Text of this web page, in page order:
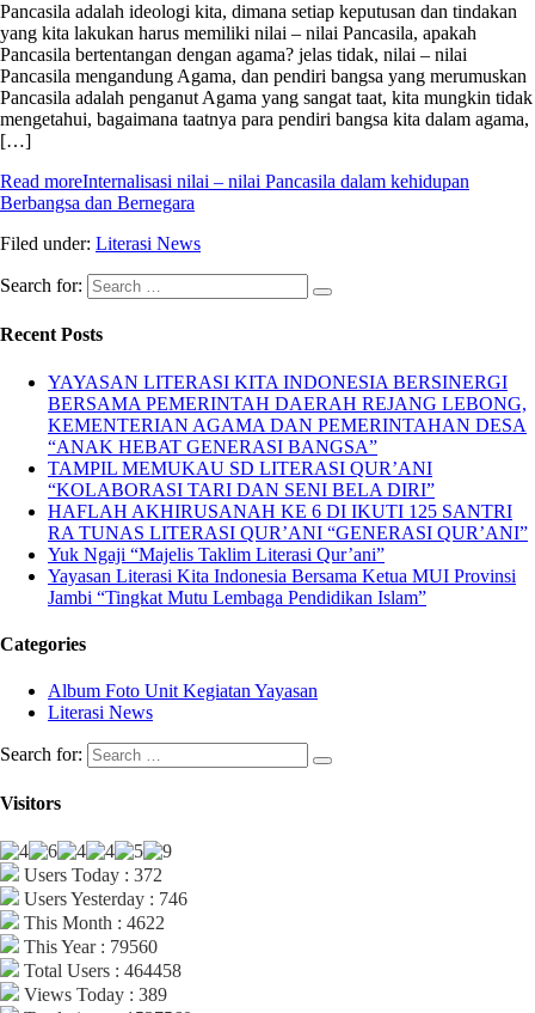
Pancasila adalah ideologi kita, dimana setiap keputusan dan tindakan
yang kita lakukan harus memiliki nilai – nilai Pancasila, apakah
Pancasila bertentangan dengan agama? jelas tidak, nilai – nilai
Pancasila mengandung Agama, dan pendiri bangsa yang merumuskan
Pancasila adalah penganut Agama yang sangat taat, kita mungkin tidak
mengetahui, bagaimana taatnya para pendiri bangsa kita dalam agama,
[…]
Read moreInternalisasi nilai – nilai Pancasila dalam kehidupan
Berbangsa dan Bernegara
Filed under: Literasi News
Search for:
Recent Posts
YAYASAN LITERASI KITA INDONESIA BERSINERGI
BERSAMA PEMERINTAH DAERAH REJANG LEBONG,
KEMENTERIAN AGAMA DAN PEMERINTAHAN DESA
“ANAK HEBAT GENERASI BANGSA”
TAMPIL MEMUKAU SD LITERASI QUR’ANI
“KOLABORASI TARI DAN SENI BELA DIRI”
HAFLAH AKHIRUSANAH KE 6 DI IKUTI 125 SANTRI
RA TUNAS LITERASI QUR’ANI “GENERASI QUR’ANI”
Yuk Ngaji “Majelis Taklim Literasi Qur’ani”
Yayasan Literasi Kita Indonesia Bersama Ketua MUI Provinsi
Jambi “Tingkat Mutu Lembaga Pendidikan Islam”
Categories
Album Foto Unit Kegiatan Yayasan
Literasi News
Search for:
Visitors
Users Today : 372
Users Yesterday : 746
This Month : 4622
This Year : 79560
Total Users : 464458
Views Today : 389